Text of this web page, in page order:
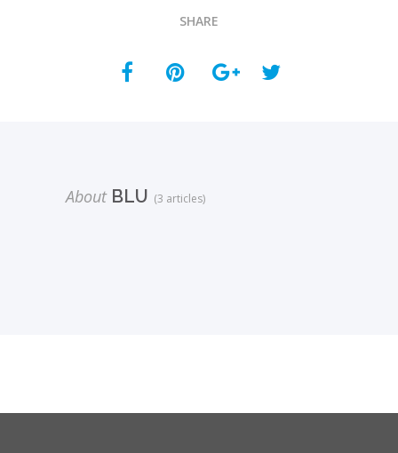
SHARE
AboutBLU (3 articles)